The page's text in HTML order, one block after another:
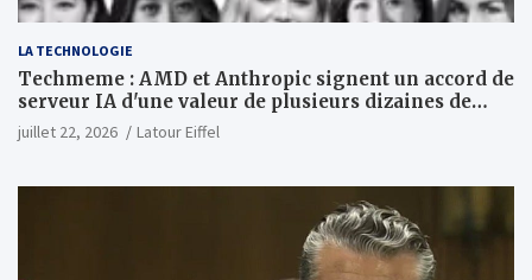
LA TECHNOLOGIE
Techmeme : AMD et Anthropic signent un accord de
serveur IA d'une valeur de plusieurs dizaines de
milliards ; Anthropic achètera jusqu'à 2 GW de puces
MI450 à partir du premier semestre 2027 et AMD
(Wall Street Journal)
juillet 22, 2026 Latour Eiffel